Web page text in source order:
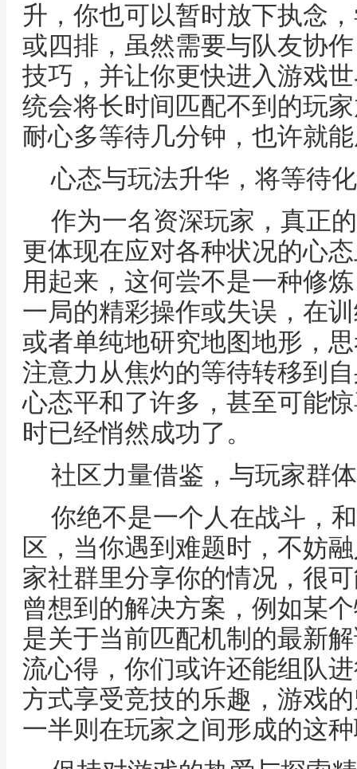
升，你也可以暂时放下执念
或四排，虽然需要与队友协
技巧，并让你更快进入游戏
统会将长时间匹配不到的玩
耐心多等待几分钟，也许就
心态与玩法升华，将等待
作为一名资深玩家，真正
更体现在应对各种状况的心
用起来，这何尝不是一种修
一局的精彩操作或失误，在
或者单纯地研究地图地形，
注意力从焦灼的等待转移到
心态平和了许多，甚至可能
时已经悄然成功了。
社区力量借鉴，与玩家群
你绝不是一个人在战斗，
区，当你遇到难题时，不妨
家社群里分享你的情况，很
曾想到的解决方案，例如某
是关于当前匹配机制的最新
流心得，你们或许还能组队
方式享受竞技的乐趣，游戏
一半则在玩家之间形成的这